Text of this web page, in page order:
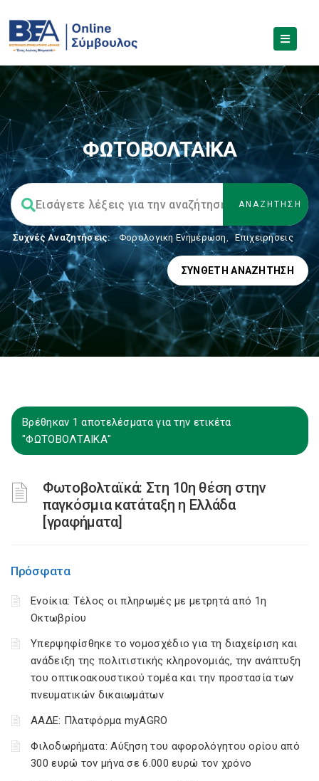
ΦΩΤΟΒΟΛΤΑΙΚΑ
Συχνές Αναζητήσεις: Φορολογικη Ενημέρωση, Επιχειρήσεις
ΣΎΝΘΕΤΗ ΑΝΑΖΉΤΗΣΗ
Βρέθηκαν 1 αποτελέσματα για την ετικέτα
"ΦΩΤΟΒΟΛΤΑΙΚΑ"
Φωτοβολταϊκά: Στη 10η θέση στην
παγκόσμια κατάταξη η Ελλάδα
[γραφήματα]
Πρόσφατα
Ενοίκια: Τέλος οι πληρωμές με μετρητά από 1η
Οκτωβρίου
Υπερψηφίσθηκε το νομοσχέδιο για τη διαχείριση και
ανάδειξη της πολιτιστικής κληρονομιάς, την ανάπτυξη
του οπτικοακουστικού τομέα και την προστασία των
πνευματικών δικαιωμάτων
ΑΑΔΕ: Πλατφόρμα myAGRO
Φιλοδωρήματα: Αύξηση του αφορολόγητου ορίου από
300 ευρώ τον μήνα σε 6.000 ευρώ τον χρόνο